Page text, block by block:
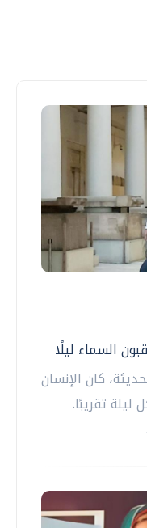
السماء ليلًا
كان الإنسان
تقريبًا.